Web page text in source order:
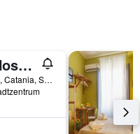
City-in Hostel B&B
Via Grimaldi, 2, Catania, Sizilien, Italien